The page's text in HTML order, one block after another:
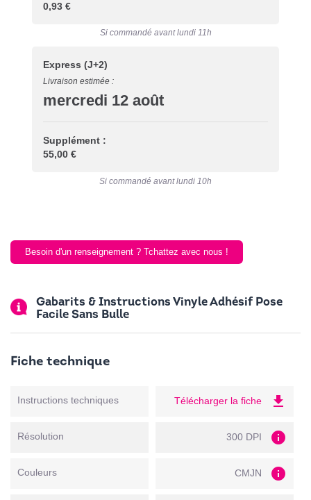
0,93 €
Si commandé avant lundi 11h
Express (J+2)
Livraison estimée :
mercredi 12 août
Supplément :
55,00 €
Si commandé avant lundi 10h
Besoin d'un renseignement ? Tchattez avec nous !
Gabarits & Instructions Vinyle Adhésif Pose
Facile Sans Bulle
Fiche technique
Instructions techniques Télécharger la fiche file_download
Résolution 300 DPI info
Couleurs CMJN info